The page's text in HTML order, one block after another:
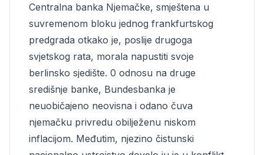
Centralna banka Njemačke, smještena u
suvremenom bloku jednog frankfurtskog
predgrada otkako je, poslije drugoga
svjetskog rata, morala napustiti svoje
berlinsko sjedište. 0 odnosu na druge
središnje banke, Bundesbanka je
neuobičajeno neovisna i odano čuva
njemačku privredu obilježenu niskom
inflacijom. Međutim, njezino čistunski